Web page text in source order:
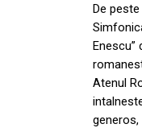
De
Enescu”
Atenul
generos,